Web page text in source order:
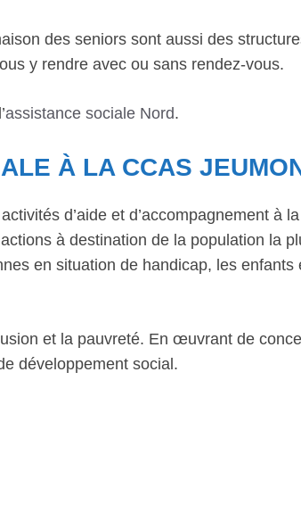
des seniors sont aussi des
y rendre avec ou sans rendez-vous.
assistance sociale Nord.
À LA CCAS
d’aide et d’accompagnement à
à destination de la population la
en situation de handicap, les enfants
et la pauvreté. En œuvrant de
développement social.